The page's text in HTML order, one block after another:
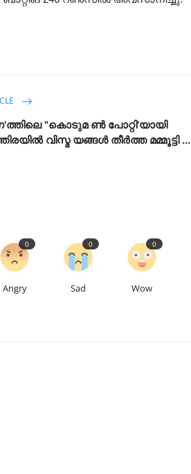
"കൊടുമ ൺ പോറ്റി'യായി
വിസ്മ യങ്ങൾ തീർത്ത മമ്മൂട്ടി ...
Angry
0
Sad
0
Wow
0